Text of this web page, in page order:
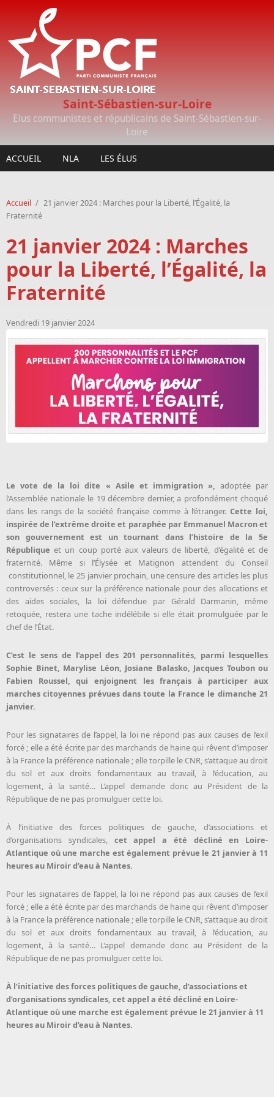
Aller au contenu principal
Saint-Sébastien-sur-Loire
Elus communistes et républicains de Saint-Sébastien-sur-
Loire
ACCUEIL NLA LES ÉLUS
Accueil / 21 janvier 2024 : Marches pour la Liberté, l’Égalité, la
Fraternité
21 janvier 2024 : Marches
pour la Liberté, l’Égalité, la
Fraternité
Vendredi 19 janvier 2024
Le vote de la loi dite « Asile et immigration », adoptée par
l’Assemblée nationale le 19 décembre dernier, a profondément choqué
dans les rangs de la société française comme à l’étranger.Cette loi,
inspirée de l’extrême droite et paraphée par Emmanuel Macron et
son gouvernement est un tournant dans l’histoire de la 5e
République et un coup porté aux valeurs de liberté, d’égalité et de
fraternité. Même si l’Élysée et Matignon attendent du Conseil
constitutionnel, le 25 janvier prochain, une censure des articles les plus
controversés : ceux sur la préférence nationale pour des allocations et
des aides sociales, la loi défendue par Gérald Darmanin, même
retoquée, restera une tache indélébile si elle était promulguée par le
chef de l’État.
C’est le sens de l’appel des 201 personnalités, parmi lesquelles
Sophie Binet, Marylise Léon, Josiane Balasko, Jacques Toubon ou
Fabien Roussel, qui enjoignent les français à participer aux
marches citoyennes prévues dans toute la France le dimanche 21
janvier.
Pour les signataires de l’appel, la loi ne répond pas aux causes de l’exil
forcé ; elle a été écrite par des marchands de haine qui rêvent d’imposer
à la France la préférence nationale ; elle torpille le CNR, s’attaque au droit
du sol et aux droits fondamentaux au travail, à l’éducation, au
logement, à la santé… L’appel demande donc au Président de la
République de ne pas promulguer cette loi.
À l’initiative des forces politiques de gauche, d’associations et
d’organisations syndicales, cet appel a été décliné en Loire-
Atlantique où une marche est également prévue le 21 janvier à 11
heures au Miroir d’eau à Nantes.
Pour les signataires de l’appel, la loi ne répond pas aux causes de l’exil
forcé ; elle a été écrite par des marchands de haine qui rêvent d’imposer
à la France la préférence nationale ; elle torpille le CNR, s’attaque au droit
du sol et aux droits fondamentaux au travail, à l’éducation, au
logement, à la santé… L’appel demande donc au Président de la
République de ne pas promulguer cette loi.
À l’initiative des forces politiques de gauche, d’associations et
d’organisations syndicales, cet appel a été décliné en Loire-
Atlantique où une marche est également prévue le 21 janvier à 11
heures au Miroir d’eau à Nantes.